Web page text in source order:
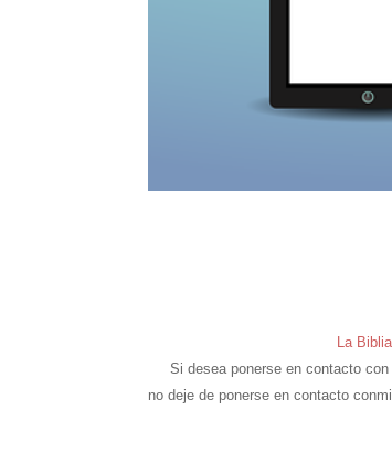
La
Si desea ponerse en contacto con
no deje de ponerse en contacto